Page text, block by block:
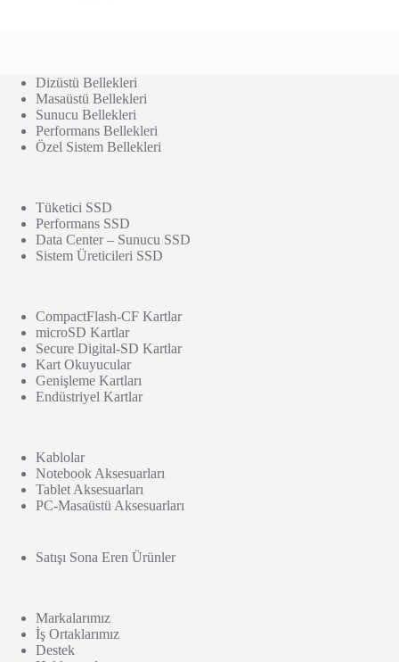
Dizüstü Bellekleri
Masaüstü Bellekleri
Sunucu Bellekleri
Performans Bellekleri
Özel Sistem Bellekleri
Tüketici SSD
Performans SSD
Data Center – Sunucu SSD
Sistem Üreticileri SSD
CompactFlash-CF Kartlar
microSD Kartlar
Secure Digital-SD Kartlar
Kart Okuyucular
Genişleme Kartları
Endüstriyel Kartlar
Kablolar
Notebook Aksesuarları
Tablet Aksesuarları
PC-Masaüstü Aksesuarları
Satışı Sona Eren Ürünler
Markalarımız
İş Ortaklarımız
Destek